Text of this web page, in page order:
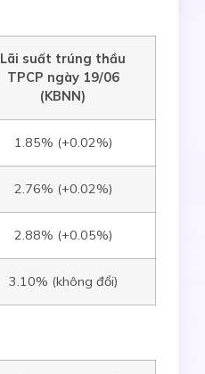
Lãi suất trúng thầu
TPCP ngày 19/06
(KBNN)
1.85% (+0.02%)
2.76% (+0.02%)
2.88% (+0.05%)
3.10% (không đổi)